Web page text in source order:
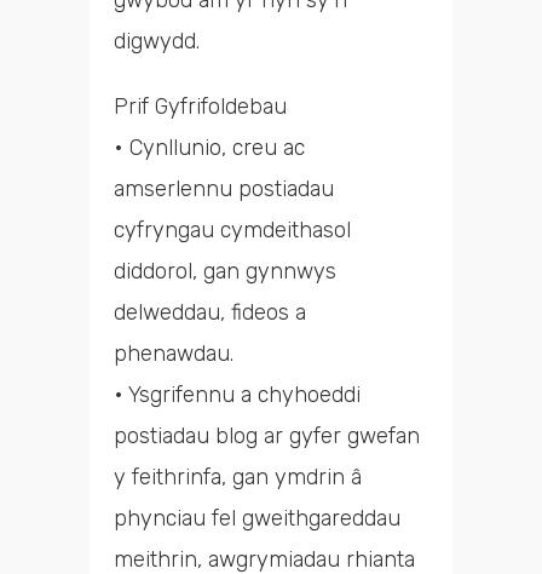
digwydd.
Prif Gyfrifoldebau
• Cynllunio, creu ac
amserlennu postiadau
cyfryngau cymdeithasol
diddorol, gan gynnwys
delweddau, fideos a
phenawdau.
• Ysgrifennu a chyhoeddi
postiadau blog ar gyfer gwefan
y feithrinfa, gan ymdrin â
phynciau fel gweithgareddau
meithrin, awgrymiadau rhianta